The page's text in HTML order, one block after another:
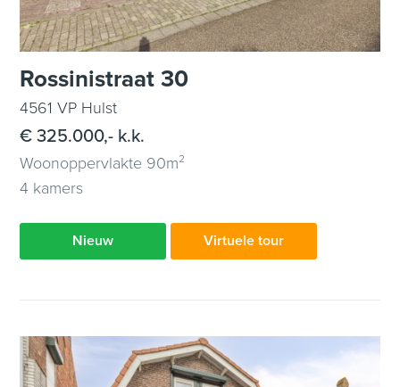
Rossinistraat 30
4561 VP Hulst
€ 325.000,- k.k.
Woonoppervlakte 90m²
4 kamers
Nieuw Virtuele tour